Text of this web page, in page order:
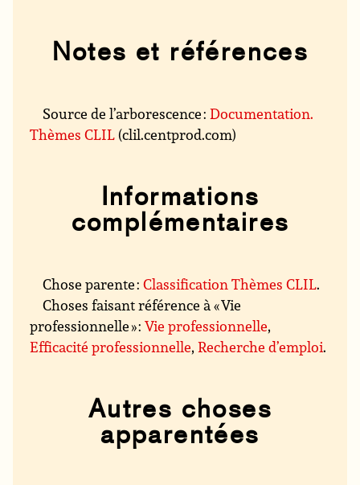
Notes et références
Source de l’arborescence :Documentation.
Thèmes CLIL (clil.centprod.com)
Informations
complémentaires
Chose parente :Classification Thèmes CLIL.
Choses faisant référence à « Vie
professionnelle » :Vie professionnelle,
Efficacité professionnelle,Recherche d’emploi.
Autres choses
apparentées